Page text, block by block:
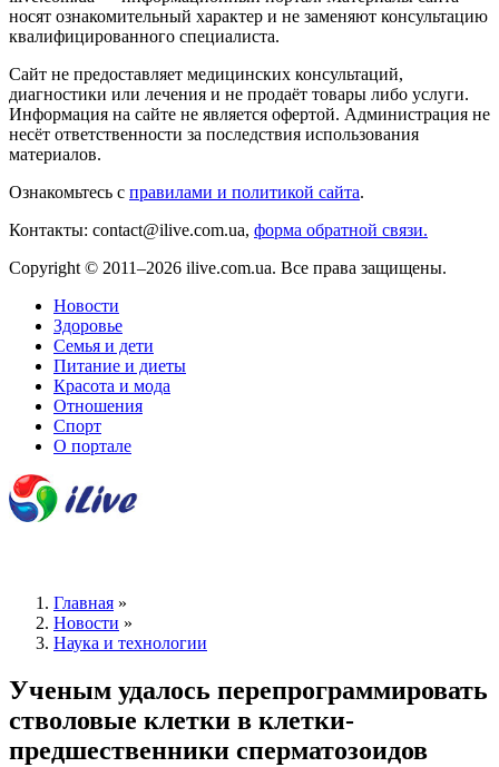
носят ознакомительный характер и не заменяют консультацию
квалифицированного специалиста.
Сайт не предоставляет медицинских консультаций,
диагностики или лечения и не продаёт товары либо услуги.
Информация на сайте не является офертой. Администрация не
несёт ответственности за последствия использования
материалов.
Ознакомьтесь с правилами и политикой сайта.
Контакты: contact@ilive.com.ua, форма обратной связи.
Copyright © 2011–2026 ilive.com.ua. Все права защищены.
Новости
Здоровье
Семья и дети
Питание и диеты
Красота и мода
Отношения
Спорт
О портале
Главная »
Новости »
Наука и технологии
Ученым удалось перепрограммировать
стволовые клетки в клетки-
предшественники сперматозоидов